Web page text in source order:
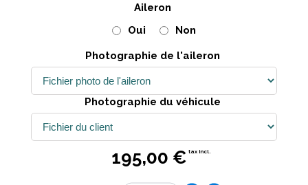
Aileron
Oui
Non
Photographie de l'aileron
Photographie du véhicule
195,00 € tax incl.